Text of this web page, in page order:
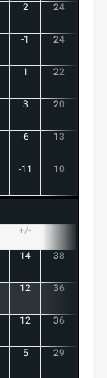
2 24
-1 24
1 22
3 20
-6 13
-11 10
+/-
14 38
12 36
12 36
5 29